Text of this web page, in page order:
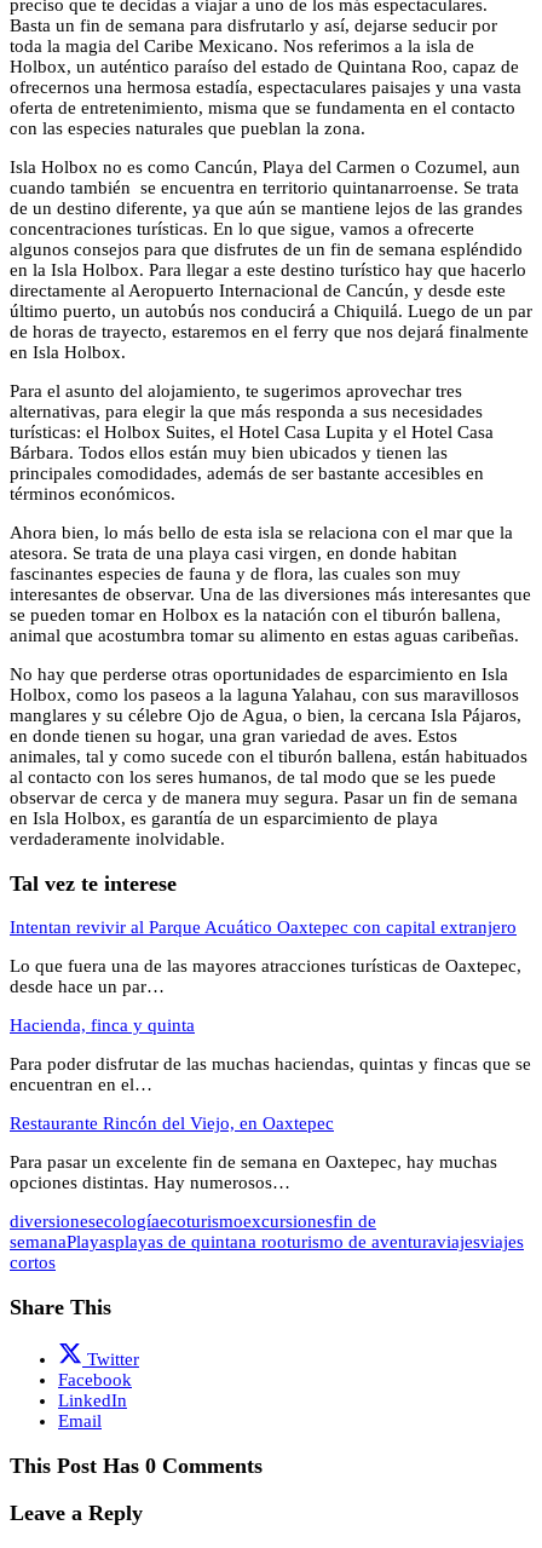
preciso que te decidas a viajar a uno de los más espectaculares.
Basta un fin de semana para disfrutarlo y así, dejarse seducir por
toda la magia del Caribe Mexicano. Nos referimos a la isla de
Holbox, un auténtico paraíso del estado de Quintana Roo, capaz de
ofrecernos una hermosa estadía, espectaculares paisajes y una vasta
oferta de entretenimiento, misma que se fundamenta en el contacto
con las especies naturales que pueblan la zona.
Isla Holbox no es como Cancún, Playa del Carmen o Cozumel, aun
cuando también se encuentra en territorio quintanarroense. Se trata
de un destino diferente, ya que aún se mantiene lejos de las grandes
concentraciones turísticas. En lo que sigue, vamos a ofrecerte
algunos consejos para que disfrutes de un fin de semana espléndido
en la Isla Holbox. Para llegar a este destino turístico hay que hacerlo
directamente al Aeropuerto Internacional de Cancún, y desde este
último puerto, un autobús nos conducirá a Chiquilá. Luego de un par
de horas de trayecto, estaremos en el ferry que nos dejará finalmente
en Isla Holbox.
Para el asunto del alojamiento, te sugerimos aprovechar tres
alternativas, para elegir la que más responda a sus necesidades
turísticas: el Holbox Suites, el Hotel Casa Lupita y el Hotel Casa
Bárbara. Todos ellos están muy bien ubicados y tienen las
principales comodidades, además de ser bastante accesibles en
términos económicos.
Ahora bien, lo más bello de esta isla se relaciona con el mar que la
atesora. Se trata de una playa casi virgen, en donde habitan
fascinantes especies de fauna y de flora, las cuales son muy
interesantes de observar. Una de las diversiones más interesantes que
se pueden tomar en Holbox es la natación con el tiburón ballena,
animal que acostumbra tomar su alimento en estas aguas caribeñas.
No hay que perderse otras oportunidades de esparcimiento en Isla
Holbox, como los paseos a la laguna Yalahau, con sus maravillosos
manglares y su célebre Ojo de Agua, o bien, la cercana Isla Pájaros,
en donde tienen su hogar, una gran variedad de aves. Estos
animales, tal y como sucede con el tiburón ballena, están habituados
al contacto con los seres humanos, de tal modo que se les puede
observar de cerca y de manera muy segura. Pasar un fin de semana
en Isla Holbox, es garantía de un esparcimiento de playa
verdaderamente inolvidable.
Tal vez te interese
Intentan revivir al Parque Acuático Oaxtepec con capital extranjero
Lo que fuera una de las mayores atracciones turísticas de Oaxtepec,
desde hace un par…
Hacienda, finca y quinta
Para poder disfrutar de las muchas haciendas, quintas y fincas que se
encuentran en el…
Restaurante Rincón del Viejo, en Oaxtepec
Para pasar un excelente fin de semana en Oaxtepec, hay muchas
opciones distintas. Hay numerosos…
diversionesecologíaecoturismoexcursionesfin de
semanaPlayasplayas de quintana rooturismo de aventuraviajesviajes
cortos
Share This
Twitter
Facebook
LinkedIn
Email
This Post Has 0 Comments
Leave a Reply